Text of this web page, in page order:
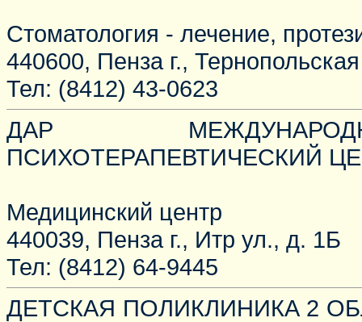
Стоматология - лечение,
440600, Пенза г.,
Тел: (8412) 43-0623
ДАР
ПСИХОТЕРАПЕВТИЧЕСКИЙ
Медицинский центр
440039, Пенза г., Итр ул., д. 1Б
Тел: (8412) 64-9445
ДЕТСКАЯ ПОЛИКЛИНИКА 2